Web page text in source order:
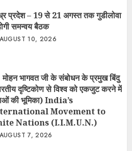
प्रदेश – 19 से 21 अगस्त तक गुडीलोवा
समन्वय बैठक
AUGUST 10, 2026
मोहन भागवत जी के संबोधन के प्रमुख बिंदु
दृष्टिकोण से विश्व को एकजुट करने में
की भूमिका) India’s
Movement to
Nations (I.I.M.U.N.)
AUGUST 7, 2026